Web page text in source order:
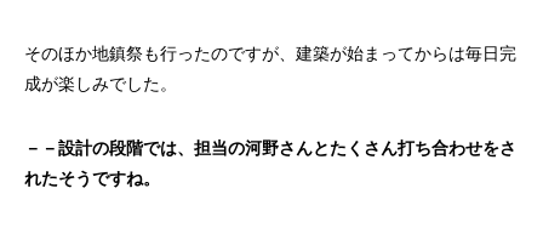
そのほか地鎮祭も行ったのですが、建築が始まってからは毎日完
成が楽しみでした。
－－設計の段階では、担当の河野さんとたくさん打ち合わせをさ
れたそうですね。